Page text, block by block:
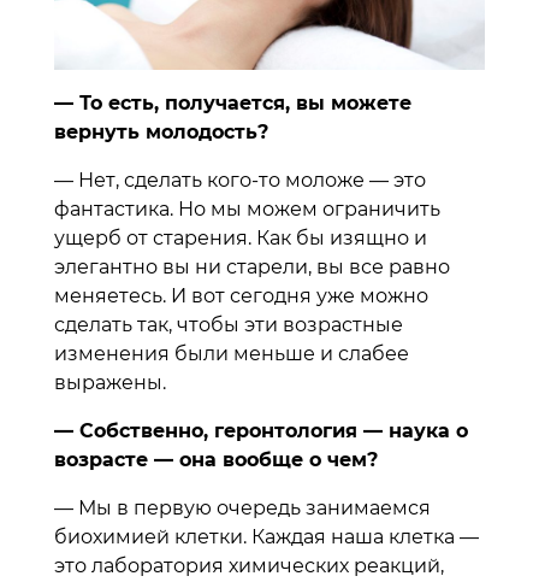
— То есть, получается, вы можете
вернуть молодость?
— Нет, сделать кого-то моложе — это
фантастика. Но мы можем ограничить
ущерб от старения. Как бы изящно и
элегантно вы ни старели, вы все равно
меняетесь. И вот сегодня уже можно
сделать так, чтобы эти возрастные
изменения были меньше и слабее
выражены.
— Собственно, геронтология — наука о
возрасте — она вообще о чем?
— Мы в первую очередь занимаемся
биохимией клетки. Каждая наша клетка —
это лаборатория химических реакций,